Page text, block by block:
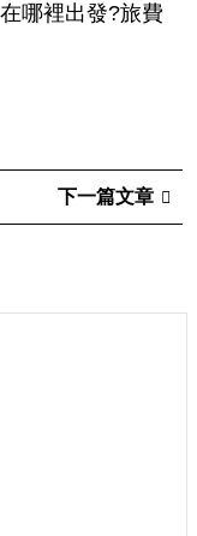
哪裡出發?旅費
下一篇文章